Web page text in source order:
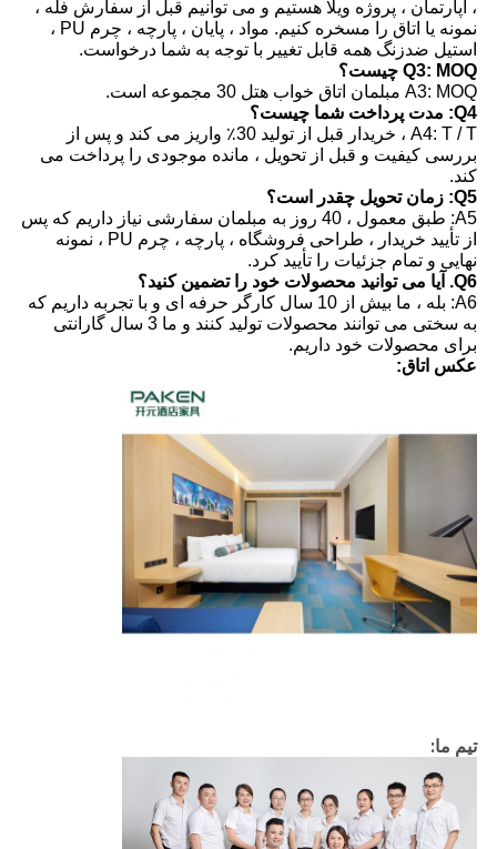
، آپارتمان ، پروژه ویلا هستیم و می توانیم قبل از سفارش فله ،
نمونه یا اتاق را مسخره کنیم. مواد ، پایان ، پارچه ، چرم PU ،
استیل ضدزنگ همه قابل تغییر با توجه به شما درخواست.
Q3: MOQ چیست؟
A3: MOQ مبلمان اتاق خواب هتل 30 مجموعه است.
Q4: مدت پرداخت شما چیست؟
A4: T / T ، خریدار قبل از تولید 30٪ واریز می کند و پس از
بررسی کیفیت و قبل از تحویل ، مانده موجودی را پرداخت می
کند.
Q5: زمان تحویل چقدر است؟
A5: طبق معمول ، 40 روز به مبلمان سفارشی نیاز داریم که پس
از تأیید خریدار ، طراحی فروشگاه ، پارچه ، چرم PU ، نمونه
نهایی و تمام جزئیات را تأیید کرد.
Q6. آیا می توانید محصولات خود را تضمین کنید؟
A6: بله ، ما بیش از 10 سال کارگر حرفه ای و با تجربه داریم که
به سختی می توانند محصولات تولید کنند و ما 3 سال گارانتی
برای محصولات خود داریم.
عکس اتاق:
تیم ما: